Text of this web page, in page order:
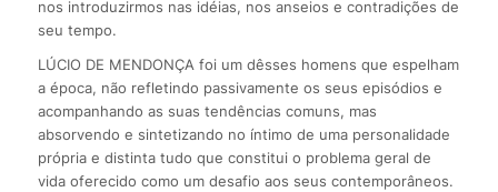
nos introduzirmos nas idéias, nos anseios e contradições de
seu tempo.
LÚCIO DE MENDONÇA foi um dêsses homens que espelham
a época, não refletindo passivamente os seus episódios e
acompanhando as suas tendências comuns, mas
absorvendo e sintetizando no íntimo de uma personalidade
própria e distinta tudo que constitui o problema geral de
vida oferecido como um desafio aos seus contemporâneos.